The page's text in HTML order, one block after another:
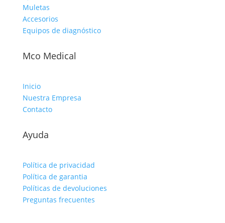
Muletas
Accesorios
Equipos de diagnóstico
Mco Medical
Inicio
Nuestra Empresa
Contacto
Ayuda
Política de privacidad
Política de garantia
Políticas de devoluciones
Preguntas frecuentes